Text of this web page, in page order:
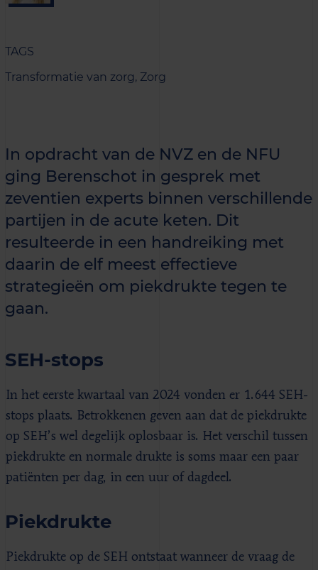
TAGS
Transformatie van zorg, Zorg
In opdracht van de NVZ en de NFU
ging Berenschot in gesprek met
zeventien experts binnen verschillende
partijen in de acute keten. Dit
resulteerde in een handreiking met
daarin de elf meest effectieve
strategieën om piekdrukte tegen te
gaan.
SEH-stops
In het eerste kwartaal van 2024 vonden er 1.644 SEH-
stops plaats. Betrokkenen geven aan dat de piekdrukte
op SEH’s wel degelijk oplosbaar is. Het verschil tussen
piekdrukte en normale drukte is soms maar een paar
patiënten per dag, in een uur of dagdeel.
Piekdrukte
Piekdrukte op de SEH ontstaat wanneer de vraag de